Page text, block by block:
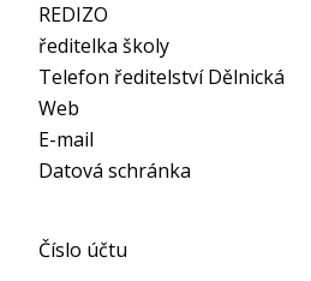
REDIZO
ředitelka školy
Telefon ředitelství Dělnická
Web
E-mail
Datová schránka
Číslo účtu